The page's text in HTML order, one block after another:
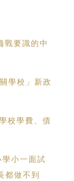
戰要識的中
學校」新政
校學費、債
小一面試
都做不到